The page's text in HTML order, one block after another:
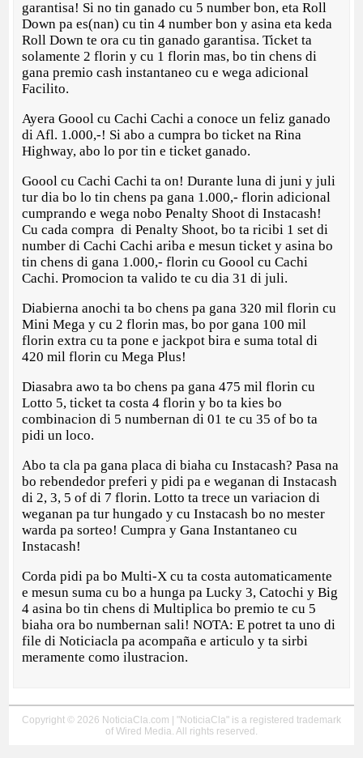
garantisa! Si no tin ganado cu 5 number bon, eta Roll
Down pa es(nan) cu tin 4 number bon y asina eta keda
Roll Down te ora cu tin ganado garantisa. Ticket ta
solamente 2 florin y cu 1 florin mas, bo tin chens di
gana premio cash instantaneo cu e wega adicional
Facilito.
Ayera Goool cu Cachi Cachi a conoce un feliz ganado
di Afl. 1.000,-! Si abo a cumpra bo ticket na Rina
Highway, abo lo por tin e ticket ganado.
Goool cu Cachi Cachi ta on! Durante luna di juni y juli
tur dia bo lo tin chens pa gana 1.000,- florin adicional
cumprando e wega nobo Penalty Shoot di Instacash!
Cu cada compra di Penalty Shoot, bo ta ricibi 1 set di
number di Cachi Cachi ariba e mesun ticket y asina bo
tin chens di gana 1.000,- florin cu Goool cu Cachi
Cachi. Promocion ta valido te cu dia 31 di juli.
Diabierna anochi ta bo chens pa gana 320 mil florin cu
Mini Mega y cu 2 florin mas, bo por gana 100 mil
florin extra cu ta pone e jackpot bira e suma total di
420 mil florin cu Mega Plus!
Diasabra awo ta bo chens pa gana 475 mil florin cu
Lotto 5, ticket ta costa 4 florin y bo ta kies bo
combinacion di 5 numbernan di 01 te cu 35 of bo ta
pidi un loco.
Abo ta cla pa gana placa di biaha cu Instacash? Pasa na
bo rebendedor preferi y pidi pa e weganan di Instacash
di 2, 3, 5 of di 7 florin. Lotto ta trece un variacion di
weganan pa tur hungado y cu Instacash bo no mester
warda pa sorteo! Cumpra y Gana Instantaneo cu
Instacash!
Corda pidi pa bo Multi-X cu ta costa automaticamente
e mesun suma cu bo a hunga pa Lucky 3, Catochi y Big
4 asina bo tin chens di Multiplica bo premio te cu 5
biaha ora bo numbernan sali! NOTA: E potret ta uno di
file di Noticiacla pa acompaña e articulo y ta sirbi
meramente como ilustracion.
Copyright © 2026 NoticiaCla.com | "NoticiaCla" is a registered trademark
of Wired Media. All rights reserved.